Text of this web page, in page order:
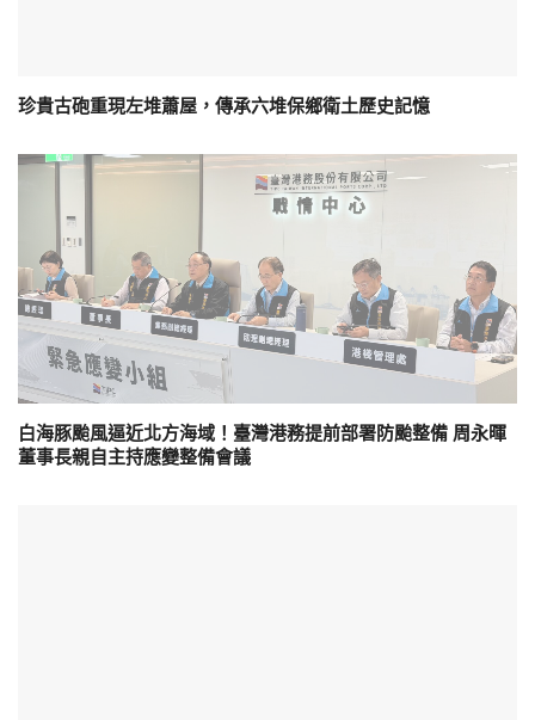
珍貴古砲重現左堆蕭屋，傳承六堆保鄉衛土歷史記憶
白海豚颱風逼近北方海域！臺灣港務提前部署防颱整備 周永暉
董事長親自主持應變整備會議